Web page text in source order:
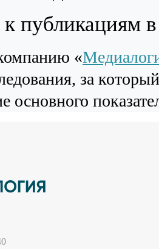
к публикациям
«
за
основного